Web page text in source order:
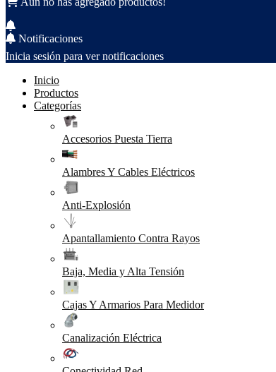
Notificaciones
Inicia sesión para ver notificaciones
Inicio
Productos
Categorías
Accesorios Puesta Tierra
Alambres Y Cables Eléctricos
Anti-Explosión
Apantallamiento Contra Rayos
Baja, Media y Alta Tensión
Cajas Y Armarios Para Medidor
Canalización Eléctrica